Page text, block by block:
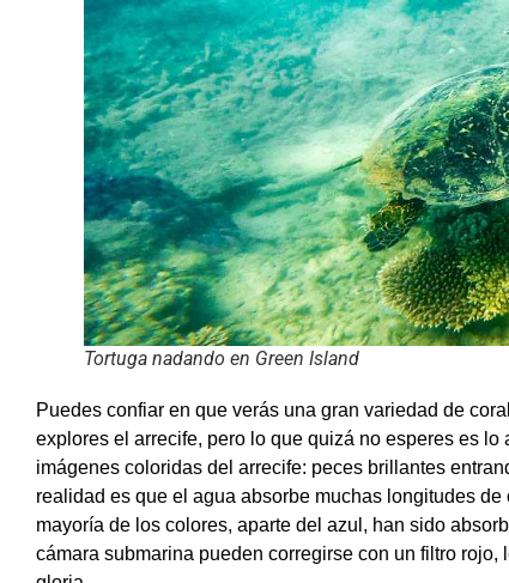
Tortuga nadando en Green Island
Puedes confiar en que verás una gran variedad de
explores el arrecife, pero lo que quizá no esperes es
imágenes coloridas del arrecife: peces brillantes
realidad es que el agua absorbe muchas longitudes
mayoría de los colores, aparte del azul, han sido
cámara submarina pueden corregirse con un filtro